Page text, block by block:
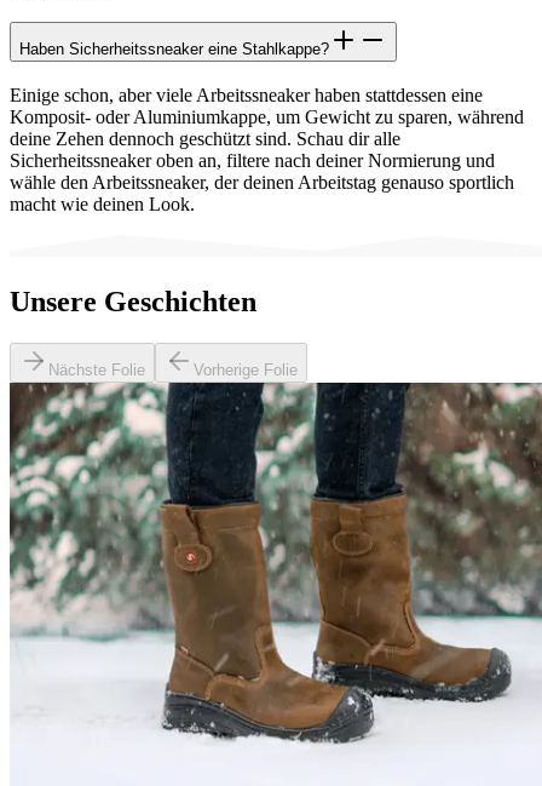
Haben Sicherheitssneaker eine Stahlkappe?
Einige schon, aber viele Arbeitssneaker haben stattdessen eine
Komposit- oder Aluminiumkappe, um Gewicht zu sparen, während
deine Zehen dennoch geschützt sind. Schau dir alle
Sicherheitssneaker oben an, filtere nach deiner Normierung und
wähle den Arbeitssneaker, der deinen Arbeitstag genauso sportlich
macht wie deinen Look.
Unsere Geschichten
Nächste Folie Vorherige Folie